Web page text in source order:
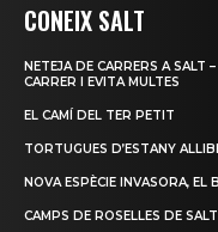
CONEIX SALT
NETEJA DE CARRERS A SALT
CARRER I EVITA MULTES
EL CAMÍ DEL TER PETIT
TORTUGUES D’ESTANY
NOVA ESPÈCIE INVASORA, EL
CAMPS DE ROSELLES DE